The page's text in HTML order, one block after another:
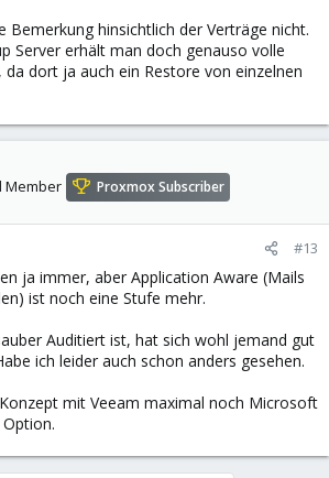
Bemerkung hinsichtlich der Verträge nicht.
Server erhält man doch genauso volle
dort ja auch ein Restore von einzelnen
Member Proxmox Subscriber
#13
ja immer, aber Application Aware (Mails
ist noch eine Stufe mehr.
Auditiert ist, hat sich wohl jemand gut
ich leider auch schon anders gesehen.
mit Veeam maximal noch Microsoft